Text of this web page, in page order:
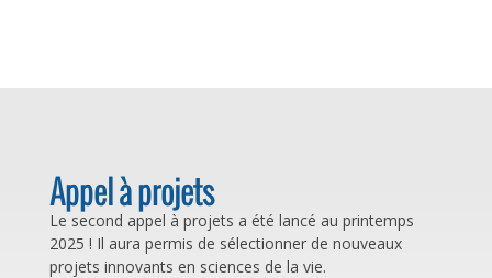
Appel à projets
Le second appel à projets a été lancé au printemps
2025 ! Il aura permis de sélectionner de nouveaux
projets innovants en sciences de la vie.